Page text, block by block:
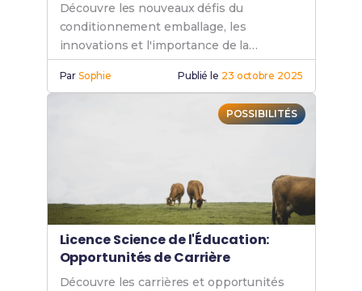
Découvre les nouveaux défis du
conditionnement emballage, les
innovations et l'importance de la
durabilité pour un avenir plus vert et
responsable.
ParSophie Publié le 23 octobre 2025
POSSIBILITÉS
Licence Science de l'Éducation:
Opportunités de Carrière
Découvre les carrières et opportunités